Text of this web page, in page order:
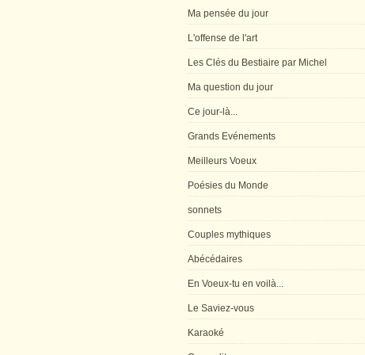
Ma pensée du jour
L'offense de l'art
Les Clés du Bestiaire par Michel
Ma question du jour
Ce jour-là...
Grands Evénements
Meilleurs Voeux
Poésies du Monde
sonnets
Couples mythiques
Abécédaires
En Voeux-tu en voilà...
Le Saviez-vous
Karaoké